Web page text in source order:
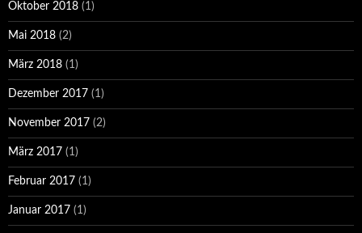
Oktober 2018 (1)
Mai 2018 (2)
März 2018 (1)
Dezember 2017 (1)
November 2017 (2)
März 2017 (1)
Februar 2017 (1)
Januar 2017 (1)